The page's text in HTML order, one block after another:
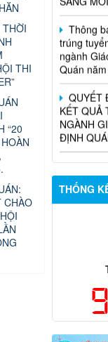
trúng
ngành
Quán
QUYẾT
KẾT QUẢ
NGÀNH
ĐỊNH
THỐNG
THI
“20
CHÀO